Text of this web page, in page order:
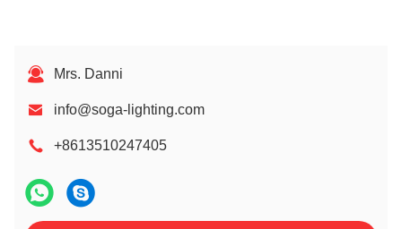
Mrs. Danni
info@soga-lighting.com
+8613510247405